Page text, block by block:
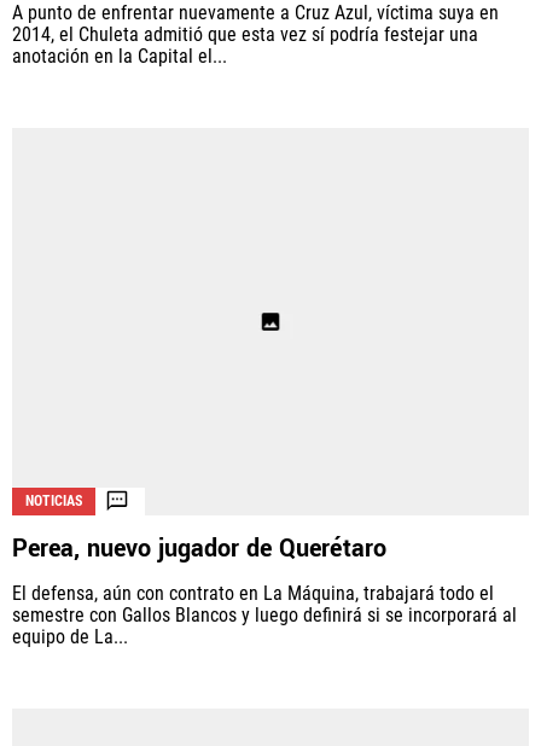
A punto de enfrentar nuevamente a Cruz Azul, víctima suya en
2014, el Chuleta admitió que esta vez sí podría festejar una
anotación en la Capital el...
NOTICIAS
Perea, nuevo jugador de Querétaro
El defensa, aún con contrato en La Máquina, trabajará todo el
semestre con Gallos Blancos y luego definirá si se incorporará al
equipo de La...